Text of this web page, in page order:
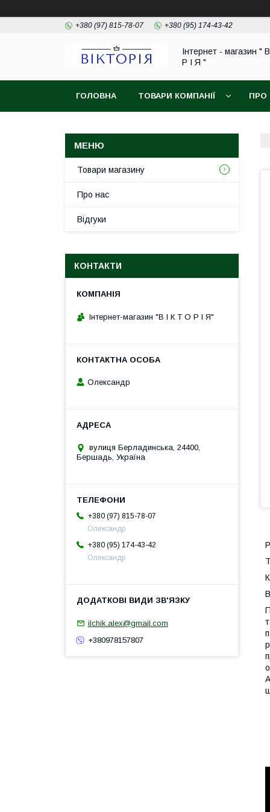
+380 (97) 815-78-07 +380 (95) 174-43-42
Інтернет - магазин "
Р І Я "
ГОЛОВНА ТОВАРИ КОМПАНІЇ ПРО
Товари магазину
Про нас
Відгуки
КОНТАКТИ
Інтернет-магазин "В І К Т О Р І Я"
Олександр
вулиця Берладинська, 24400,
Бершадь, Україна
+380 (97) 815-78-07
Олександр
+380 (95) 174-43-42
Олександр
ilchik.alex@gmail.com
+380978157807